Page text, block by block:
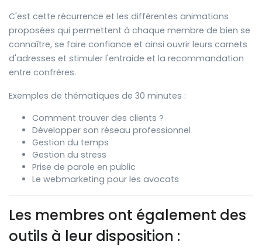
C'est cette récurrence et les différentes animations
proposées qui permettent à chaque membre de bien se
connaître, se faire confiance et ainsi ouvrir leurs carnets
d'adresses et stimuler l'entraide et la recommandation
entre confrères.
Exemples de thématiques de 30 minutes :
Comment trouver des clients ?
Développer son réseau professionnel
Gestion du temps
Gestion du stress
Prise de parole en public
Le webmarketing pour les avocats
Les membres ont également des
outils à leur disposition :